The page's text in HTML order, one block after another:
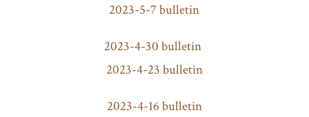
2023-5-7 bulletin
2023-4-30 bulletin
2023-4-23 bulletin
2023-4-16 bulletin